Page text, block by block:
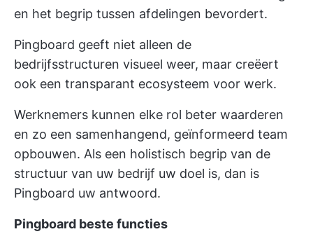
en het begrip tussen afdelingen bevordert.
Pingboard geeft niet alleen de
bedrijfsstructuren visueel weer, maar creëert
ook een transparant ecosysteem voor werk.
Werknemers kunnen elke rol beter waarderen
en zo een samenhangend, geïnformeerd team
opbouwen. Als een holistisch begrip van de
structuur van uw bedrijf uw doel is, dan is
Pingboard uw antwoord.
Pingboard beste functies